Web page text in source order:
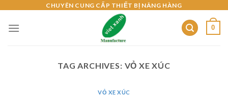
content
CHUYÊN CUNG CẤP THIẾT BỊ NÂNG HÀNG
0
TAG ARCHIVES: VỎ XE XÚC
VỎ XE XÚC